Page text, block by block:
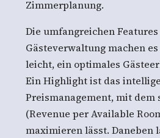
Zimmerplanung.
Die umfangreichen
Gästeverwaltung machen
leicht, ein optimales
Ein Highlight ist das
Preismanagement, mit dem
(Revenue per Available
maximieren lässt. Daneben